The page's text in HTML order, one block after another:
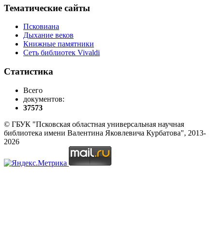
Тематические сайты
Псковиана
Дыхание веков
Книжные памятники
Сеть библиотек Vivaldi
Статистика
Всего
документов:
37573
© ГБУК "Псковская областная универсальная научная
библиотека имени Валентина Яковлевича Курбатова", 2013-
2026